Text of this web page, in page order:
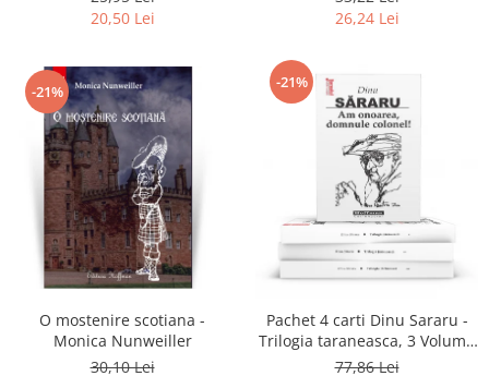
Radulescu
20,50 Lei
26,24 Lei
-21%
O mostenire scotiana -
Monica Nunweiller
30,10 Lei
-21%
Pachet 4 carti Dinu Sararu -
Trilogia taraneasca, 3 Volume
+ Am onoarea, domnule
77,86 Lei